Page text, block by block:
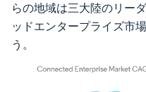
らの地域は三大陸のリー
ッドエンタープライズ市
う。